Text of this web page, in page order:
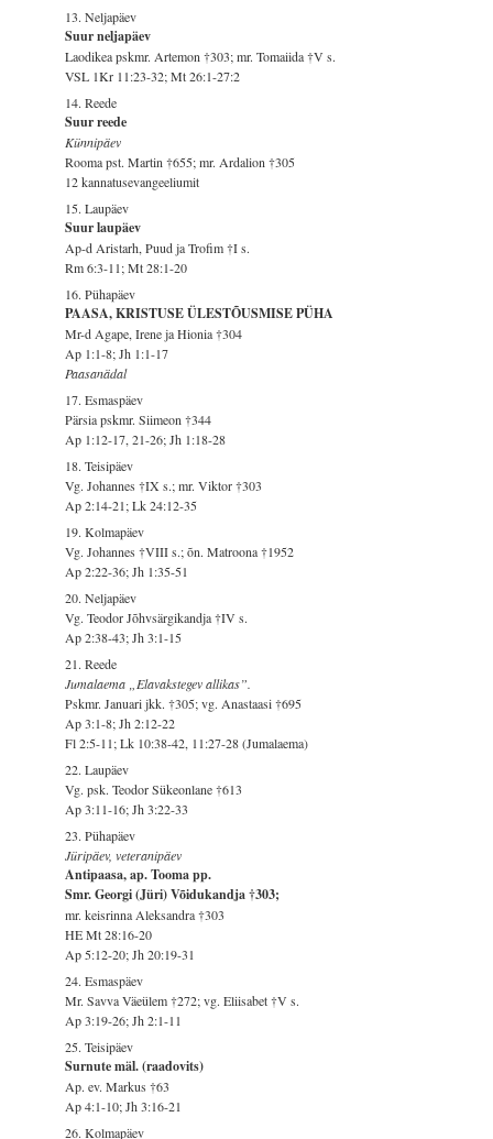
13. Neljapäev
Suur neljapäev
Laodikea pskmr. Artemon †303; mr. Tomaiida †V s.
VSL 1Kr 11:23-32; Mt 26:1-27:2
14. Reede
Suur reede
Künnipäev
Rooma pst. Martin †655; mr. Ardalion †305
12 kannatusevangeeliumit
15. Laupäev
Suur laupäev
Ap-d Aristarh, Puud ja Trofim †I s.
Rm 6:3-11; Mt 28:1-20
16. Pühapäev
PAASA, KRISTUSE ÜLESTÕUSMISE PÜHA
Mr-d Agape, Irene ja Hionia †304
Ap 1:1-8; Jh 1:1-17
Paasanädal
17. Esmaspäev
Pärsia pskmr. Siimeon †344
Ap 1:12-17, 21-26; Jh 1:18-28
18. Teisipäev
Vg. Johannes †IX s.; mr. Viktor †303
Ap 2:14-21; Lk 24:12-35
19. Kolmapäev
Vg. Johannes †VIII s.; õn. Matroona †1952
Ap 2:22-36; Jh 1:35-51
20. Neljapäev
Vg. Teodor Jõhvsärgikandja †IV s.
Ap 2:38-43; Jh 3:1-15
21. Reede
Jumalaema „Elavakstegev allikas”.
Pskmr. Januari jkk. †305; vg. Anastaasi †695
Ap 3:1-8; Jh 2:12-22
Fl 2:5-11; Lk 10:38-42, 11:27-28 (Jumalaema)
22. Laupäev
Vg. psk. Teodor Sükeonlane †613
Ap 3:11-16; Jh 3:22-33
23. Pühapäev
Jüripäev, veteranipäev
Antipaasa, ap. Tooma pp.
Smr. Georgi (Jüri) Võidukandja †303;
mr. keisrinna Aleksandra †303
HE Mt 28:16-20
Ap 5:12-20; Jh 20:19-31
24. Esmaspäev
Mr. Savva Väeülem †272; vg. Eliisabet †V s.
Ap 3:19-26; Jh 2:1-11
25. Teisipäev
Surnute mäl. (raadovits)
Ap. ev. Markus †63
Ap 4:1-10; Jh 3:16-21
26. Kolmapäev